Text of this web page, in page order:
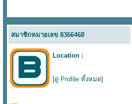
สมาชิกหมายเลข 8366468
Location :
[ดู Profile ทั้งหมด]